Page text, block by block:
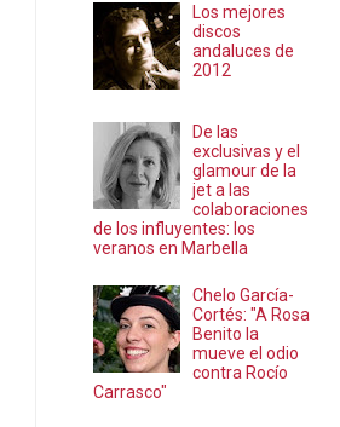
Los mejores
discos
andaluces de
2012
De las
exclusivas y el
glamour de la
jet a las
colaboraciones
de los influyentes: los
veranos en Marbella
Chelo García-
Cortés: "A Rosa
Benito la
mueve el odio
contra Rocío
Carrasco"